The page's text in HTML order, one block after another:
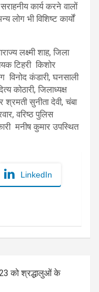
कार्य करने वालों
लोग भी विशिष्ट कार्यों
लक्ष्मी शाह, जिला
टिहरी किशोर
विनोद कंडारी, घनसाली
कोठारी, जिलाध्यक्ष
सुनीता देवी, चंबा
वरिष्ठ पुलिस
मनीष कुमार उपस्थित
LinkedIn
को श्रद्धालुओं के